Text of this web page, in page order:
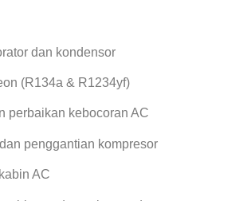
dan kondensor
(R134a & R1234yf)
perbaikan kebocoran AC
penggantian kompresor
AC